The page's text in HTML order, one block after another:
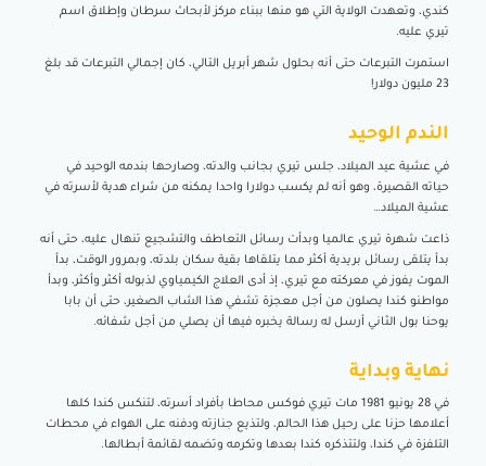
كندي، وتعهدت الولاية التي هو منها ببناء مركز لأبحاث سرطان وإطلاق اسم
تيري عليه.
استمرت التبرعات حتى أنه بحلول شهر أبريل التالي، كان إجمالي التبرعات قد بلغ
23 مليون دولار!
الندم الوحيد
في عشية عيد الميلاد، جلس تيري بجانب والدته، وصارحها بندمه الوحيد في
حياته القصيرة، وهو أنه لم يكسب دولارا واحدا يمكنه من شراء هدية لأسرته في
عشية الميلاد…
ذاعت شهرة تيري عالميا وبدأت رسائل التعاطف والتشجيع تنهال عليه، حتى أنه
بدأ يتلقى رسائل بريدية أكثر مما يتلقاها بقية سكان بلدته، وبمرور الوقت، بدأ
الموت يفوز في معركته مع تيري، إذ أدى العلاج الكيمياوي لذبوله أكثر وأكثر، وبدأ
مواطنو كندا يصلون من أجل معجزة تشفي هذا الشاب الصغير، حتى أن بابا
يوحنا بول الثاني أرسل له رسالة يخبره فيها أن يصلي من أجل شفائه.
نهاية وبداية
في 28 يونيو 1981 مات تيري فوكس محاطا بأفراد أسرته، لتنكس كندا كلها
أعلامها حزنا على رحيل هذا الحالم، ولتذيع جنازته ودفنه على الهواء في محطات
التلفزة في كندا، ولتتذكره كندا بعدها وتكرمه وتضمه لقائمة أبطالها.